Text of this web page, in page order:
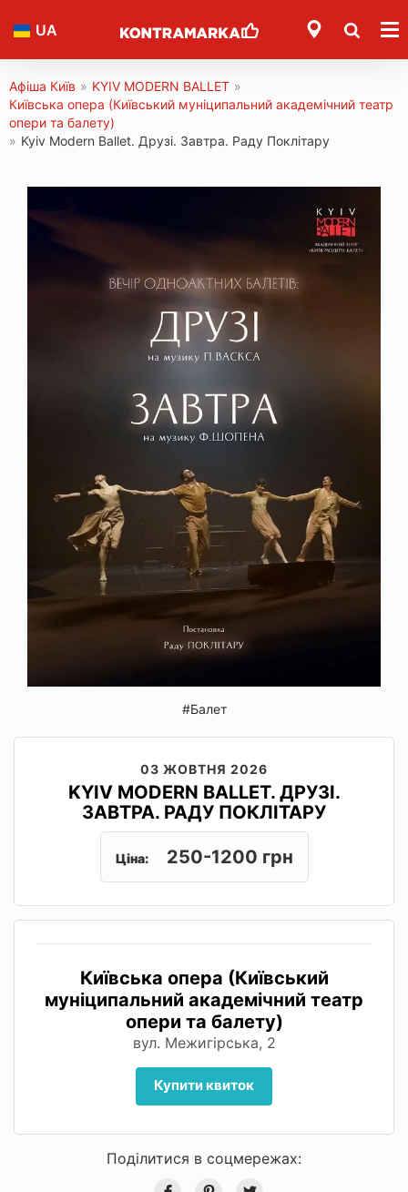
UA
Афіша Київ » KYIV MODERN BALLET »
Київська опера (Київський муніципальний академічний театр
опери та балету)
» Kyiv Modern Ballet. Друзі. Завтра. Раду Поклітару
#Балет
03 ЖОВТНЯ 2026
KYIV MODERN BALLET. ДРУЗІ.
ЗАВТРА. РАДУ ПОКЛІТАРУ
Ціна: 250-1200 грн
Київська опера (Київський
муніципальний академічний театр
опери та балету)
вул. Межигірська, 2
Купити квиток
Поділитися в соцмережах: